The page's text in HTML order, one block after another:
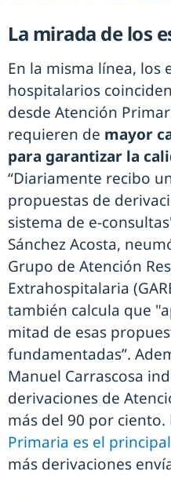
La mirada de los
En la misma línea, los
hospitalarios
desde Atención
requieren de mayor
para garantizar la
“Diariamente recibo
propuestas de
sistema de e-
Sánchez Acosta,
Grupo de Atención
Extrahospitalaria
también calcula que
mitad de esas
fundamentadas”.
Manuel Carrascosa
derivaciones de
más del 90 por ciento.
Primaria es el
más derivaciones